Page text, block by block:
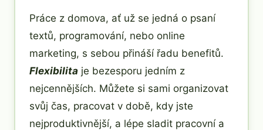
Práce z domova, ať už se jedná o psaní
textů, programování, nebo online
marketing, s sebou přináší řadu benefitů.
Flexibilita je bezesporu jedním z
nejcennějších. Můžete si sami organizovat
svůj čas, pracovat v době, kdy jste
nejproduktivnější, a lépe sladit pracovní a